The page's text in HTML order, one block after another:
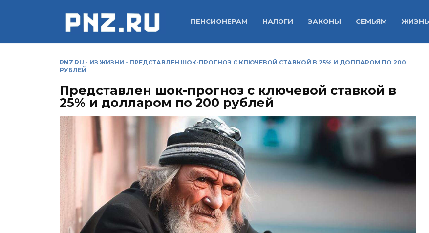
ПЕНСИОНЕРАМ НАЛОГИ ЗАКОНЫ СЕМЬЯМ ЖИЗНЬ
PNZ.RU - ИЗ ЖИЗНИ - ПРЕДСТАВЛЕН ШОК-ПРОГНОЗ С КЛЮЧЕВОЙ СТАВКОЙ В 25% И ДОЛЛАРОМ ПО 200
РУБЛЕЙ
Представлен шок-прогноз с ключевой ставкой в
25% и долларом по 200 рублей